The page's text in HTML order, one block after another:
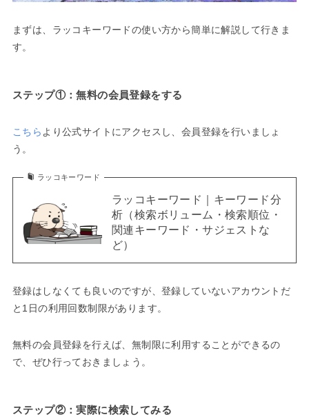
まずは、ラッコキーワードの使い方から簡単に解説して行きま
す。
ステップ①：無料の会員登録をする
こちら より公式サイトにアクセスし、会員登録を行いましょ
う。
ラッコキーワード
ラッコキーワード｜キーワード分
析（検索ボリューム・検索順位・
関連キーワード・サジェストな
ど）
登録はしなくても良いのですが、登録していないアカウントだ
と1日の利用回数制限があります。
無料の会員登録を行えば、無制限に利用することができるの
で、ぜひ行っておきましょう。
ステップ②：実際に検索してみる